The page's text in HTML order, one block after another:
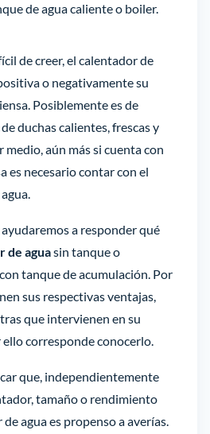
de agua caliente o boiler.
de creer, el calentador de
o negativamente su
Posiblemente es de
duchas calientes, frescas y
aún más si cuenta con
es necesario contar con el
a responder qué
de aguasin tanque o
tanque de acumulación. Por
sus respectivas ventajas,
que intervienen en su
corresponde conocerlo.
que, independientemente
tamaño o rendimiento
agua es propenso a averías.